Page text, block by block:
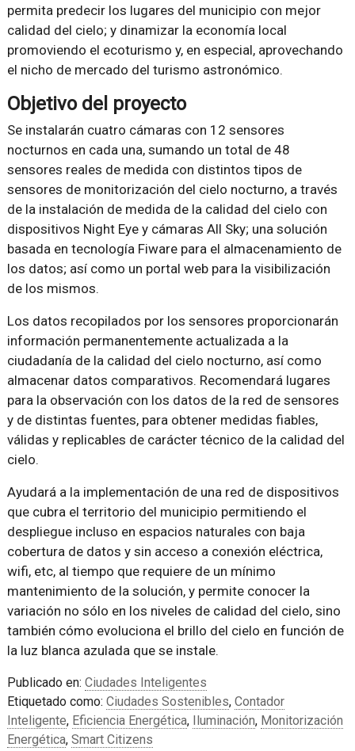
permita predecir los lugares del municipio con mejor
calidad del cielo; y dinamizar la economía local
promoviendo el ecoturismo y, en especial, aprovechando
el nicho de mercado del turismo astronómico.
Objetivo del proyecto
Se instalarán cuatro cámaras con 12 sensores
nocturnos en cada una, sumando un total de 48
sensores reales de medida con distintos tipos de
sensores de monitorización del cielo nocturno, a través
de la instalación de medida de la calidad del cielo con
dispositivos Night Eye y cámaras All Sky; una solución
basada en tecnología Fiware para el almacenamiento de
los datos; así como un portal web para la visibilización
de los mismos.
Los datos recopilados por los sensores proporcionarán
información permanentemente actualizada a la
ciudadanía de la calidad del cielo nocturno, así como
almacenar datos comparativos. Recomendará lugares
para la observación con los datos de la red de sensores
y de distintas fuentes, para obtener medidas fiables,
válidas y replicables de carácter técnico de la calidad del
cielo.
Ayudará a la implementación de una red de dispositivos
que cubra el territorio del municipio permitiendo el
despliegue incluso en espacios naturales con baja
cobertura de datos y sin acceso a conexión eléctrica,
wifi, etc, al tiempo que requiere de un mínimo
mantenimiento de la solución, y permite conocer la
variación no sólo en los niveles de calidad del cielo, sino
también cómo evoluciona el brillo del cielo en función de
la luz blanca azulada que se instale.
Publicado en: Ciudades Inteligentes
Etiquetado como: Ciudades Sostenibles, Contador
Inteligente, Eficiencia Energética, Iluminación, Monitorización
Energética, Smart Citizens